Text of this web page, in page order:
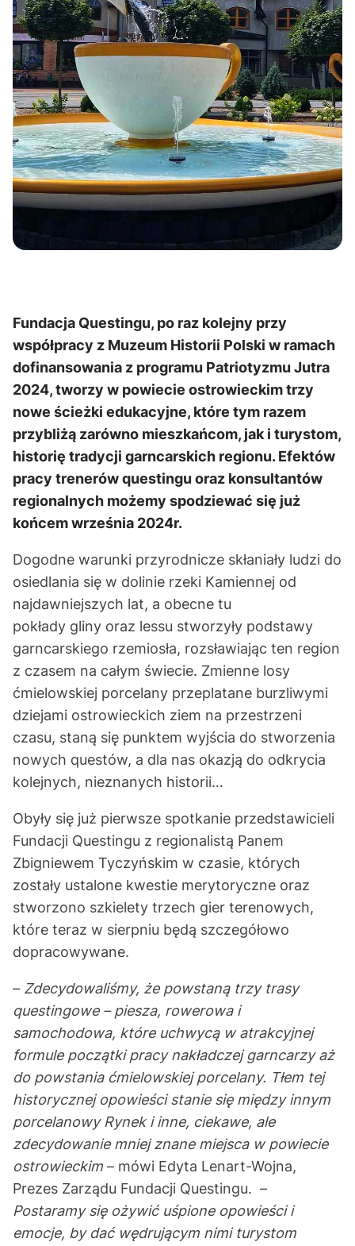
Fundacja Questingu, po raz kolejny przy
współpracy z Muzeum Historii Polski w ramach
dofinansowania z programu Patriotyzmu Jutra
2024, tworzy w powiecie ostrowieckim trzy
nowe ścieżki edukacyjne, które tym razem
przybliżą zarówno mieszkańcom, jak i turystom,
historię tradycji garncarskich regionu. Efektów
pracy trenerów questingu oraz konsultantów
regionalnych możemy spodziewać się już
końcem września 2024r.
Dogodne warunki przyrodnicze skłaniały ludzi do
osiedlania się w dolinie rzeki Kamiennej od
najdawniejszych lat, a obecne tu
pokłady gliny oraz lessu stworzyły podstawy
garncarskiego rzemiosła, rozsławiając ten region
z czasem na całym świecie. Zmienne losy
ćmielowskiej porcelany przeplatane burzliwymi
dziejami ostrowieckich ziem na przestrzeni
czasu, staną się punktem wyjścia do stworzenia
nowych questów, a dla nas okazją do odkrycia
kolejnych, nieznanych historii…
Obyły się już pierwsze spotkanie przedstawicieli
Fundacji Questingu z regionalistą Panem
Zbigniewem Tyczyńskim w czasie, których
zostały ustalone kwestie merytoryczne oraz
stworzono szkielety trzech gier terenowych,
które teraz w sierpniu będą szczegółowo
dopracowywane.
– Zdecydowaliśmy, że powstaną trzy trasy
questingowe – piesza, rowerowa i
samochodowa, które uchwycą w atrakcyjnej
formule początki pracy nakładczej garncarzy aż
do powstania ćmielowskiej porcelany. Tłem tej
historycznej opowieści stanie się między innym
porcelanowy Rynek i inne, ciekawe, ale
zdecydowanie mniej znane miejsca w powiecie
ostrowieckim – mówi Edyta Lenart-Wojna,
Prezes Zarządu Fundacji Questingu. –
Postaramy się ożywić uśpione opowieści i
emocje, by dać wędrującym nimi turystom